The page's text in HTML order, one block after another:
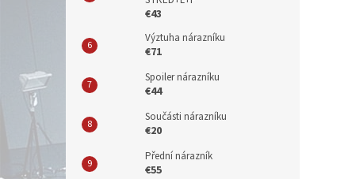
€43
Výztuha nárazníku
€71
Spoiler nárazníku
€44
Součásti nárazníku
€20
Přední nárazník
€55